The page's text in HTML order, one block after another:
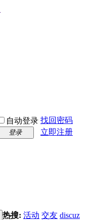
自动登录 找回密码
登录 立即注册
热搜: 活动 交友 discuz